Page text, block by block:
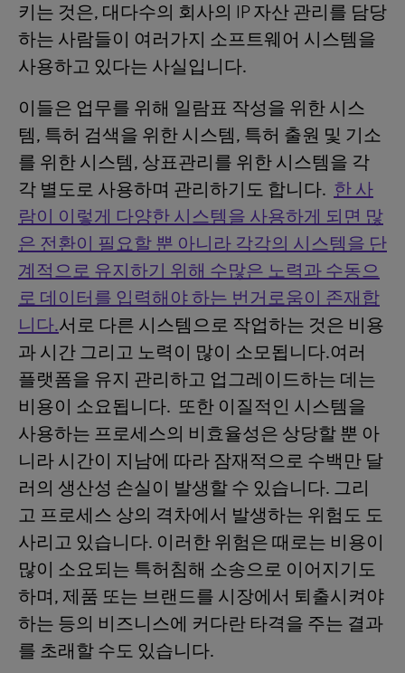
키는 것은, 대다수의 회사의 IP 자산 관리를 담당
하는 사람들이 여러가지 소프트웨어 시스템을
사용하고 있다는 사실입니다.
이들은 업무를 위해 일람표 작성을 위한 시스
템, 특허 검색을 위한 시스템, 특허 출원 및 기소
를 위한 시스템, 상표관리를 위한 시스템을 각
각 별도로 사용하며 관리하기도 합니다. 한 사
람이 이렇게 다양한 시스템을 사용하게 되면 많
은 전환이 필요할 뿐 아니라 각각의 시스템을 단
계적으로 유지하기 위해 수많은 노력과 수동으
로 데이터를 입력해야 하는 번거로움이 존재합
니다.서로 다른 시스템으로 작업하는 것은 비용
과 시간 그리고 노력이 많이 소모됩니다.여러
플랫폼을 유지 관리하고 업그레이드하는 데는
비용이 소요됩니다. 또한 이질적인 시스템을
사용하는 프로세스의 비효율성은 상당할 뿐 아
니라 시간이 지남에 따라 잠재적으로 수백만 달
러의 생산성 손실이 발생할 수 있습니다. 그리
고 프로세스 상의 격차에서 발생하는 위험도 도
사리고 있습니다. 이러한 위험은 때로는 비용이
많이 소요되는 특허침해 소송으로 이어지기도
하며, 제품 또는 브랜드를 시장에서 퇴출시켜야
하는 등의 비즈니스에 커다란 타격을 주는 결과
를 초래할 수도 있습니다.